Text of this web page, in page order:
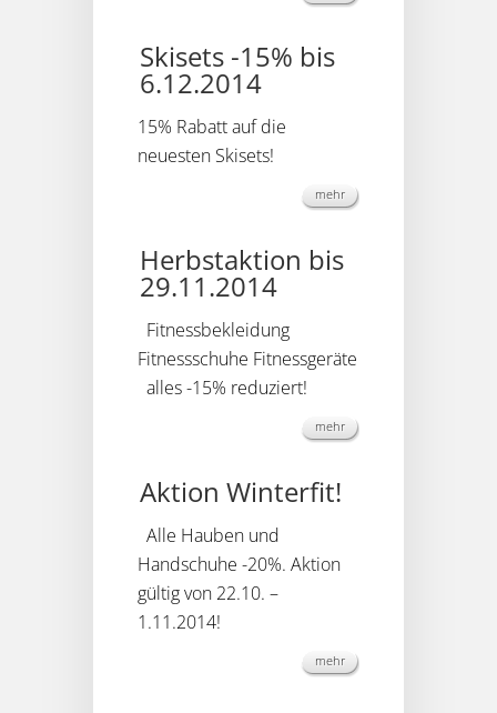
Skisets -15% bis
6.12.2014
15% Rabatt auf die
neuesten Skisets!
mehr
Herbstaktion bis
29.11.2014
Fitnessbekleidung
Fitnessschuhe Fitnessgeräte
alles -15% reduziert!
mehr
Aktion Winterfit!
Alle Hauben und
Handschuhe -20%. Aktion
gültig von 22.10. –
1.11.2014!
mehr